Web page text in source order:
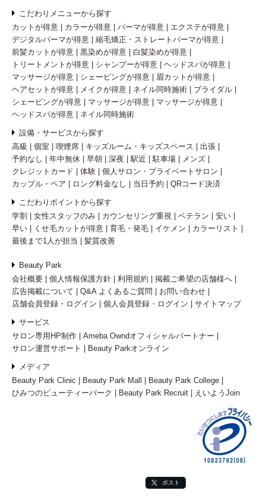
こだわりメニューから探す
カットが得意
カラーが得意 パーマが得意
エクステが得意
デジタルパーマが得意
縮毛矯正・ストレートパーマが得意
前髪カットが得意
黒染めが得意
白髪染めが得意
トリートメントが得意
シャンプーが得意
ヘッドスパが得意
マッサージが得意
シェービングが得意
眉カットが得意
ヘアセットが得意
メイクが得意 ネイル同時施術
ブライダル
シェービングが得意
マッサージが得意
マッサージが得意
ヘッドスパが得意
ネイル同時施術
設備・サービスから探す
高級
個室 喫煙席 キッズルーム・キッズスペース
出張
予約なし
年中無休 早朝 深夜 駅近 駐車場
メンズ
クレジットカード
体験
個人サロン・プライベートサロン
カップル・ペア
ロング料金なし 当日予約 QRコード決済
こだわりポイントから探す
学割
女性スタッフのみ カウンセリング重視 ベテラン
安い
早い
くせ毛カットが得意 育毛・発毛 イケメン
カラーリスト
最後まで1人が担当
髪質改善
Beauty Park
会社概要
個人情報保護方針 利用規約
掲載ご希望の店舗様へ
広告掲載について
Q&A よくあるご質問
お問い合わせ
店舗会員登録・ログイン
個人会員登録・ログイン サイトマップ
サービス
サロン専用HP制作
Ameba Owndオフィシャルパートナー
サロン運営サポート
Beauty Parkオンライン
メディア
Beauty Park Clinic
Beauty Park Mall
Beauty Park College
ひみつのビューティーパーク
Beauty Park Recruit えいようJoin
ポスト